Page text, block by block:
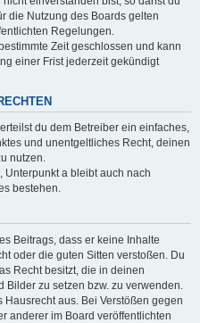
die Nutzung des Boards gelten
Regelungen.
Zeit geschlossen und kann
einer Frist jederzeit gekündigt
du dem Betreiber ein einfaches,
und unentgeltliches Recht, deinen
nutzen.
Unterpunkt a bleibt auch nach
bestehen.
Beitrags, dass er keine Inhalte
oder die guten Sitten verstoßen. Du
Recht besitzt, die in deinen
zu setzen bzw. zu verwenden.
aus. Bei Verstößen gegen
anderer im Board veröffentlichten